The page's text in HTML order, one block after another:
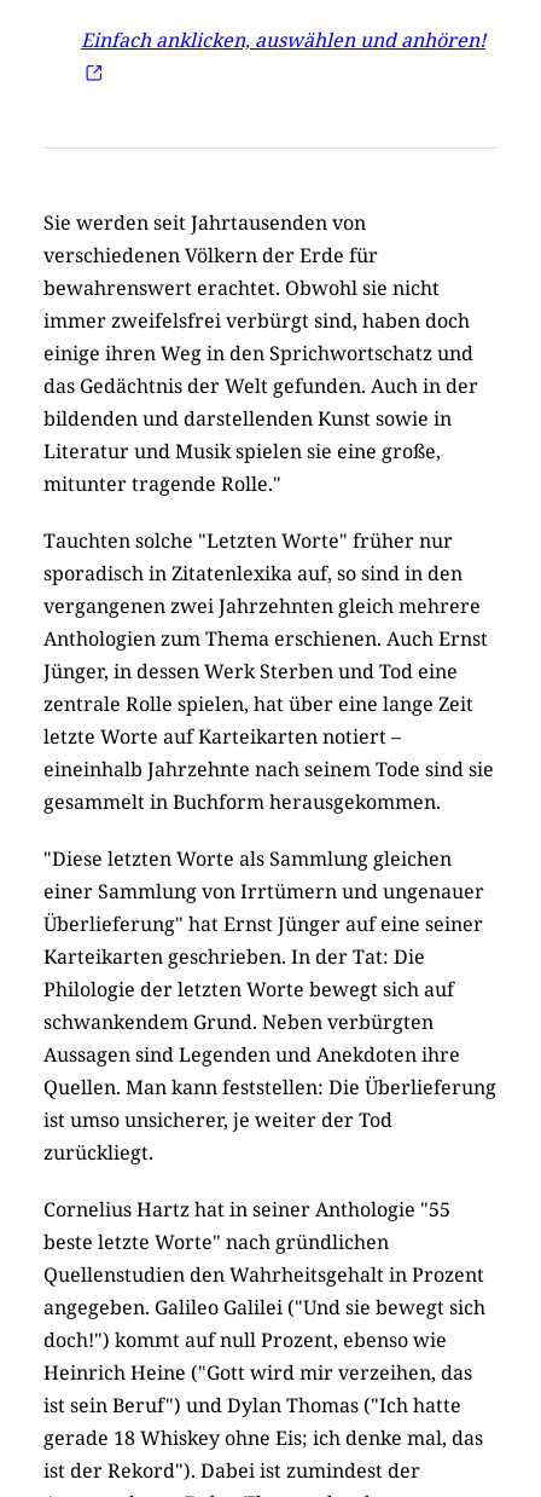
Einfach anklicken, auswählen und anhören!
Sie werden seit Jahrtausenden von
verschiedenen Völkern der Erde für
bewahrenswert erachtet. Obwohl sie nicht
immer zweifelsfrei verbürgt sind, haben doch
einige ihren Weg in den Sprichwortschatz und
das Gedächtnis der Welt gefunden. Auch in der
bildenden und darstellenden Kunst sowie in
Literatur und Musik spielen sie eine große,
mitunter tragende Rolle."
Tauchten solche "Letzten Worte" früher nur
sporadisch in Zitatenlexika auf, so sind in den
vergangenen zwei Jahrzehnten gleich mehrere
Anthologien zum Thema erschienen. Auch Ernst
Jünger, in dessen Werk Sterben und Tod eine
zentrale Rolle spielen, hat über eine lange Zeit
letzte Worte auf Karteikarten notiert –
eineinhalb Jahrzehnte nach seinem Tode sind sie
gesammelt in Buchform herausgekommen.
"Diese letzten Worte als Sammlung gleichen
einer Sammlung von Irrtümern und ungenauer
Überlieferung" hat Ernst Jünger auf eine seiner
Karteikarten geschrieben. In der Tat: Die
Philologie der letzten Worte bewegt sich auf
schwankendem Grund. Neben verbürgten
Aussagen sind Legenden und Anekdoten ihre
Quellen. Man kann feststellen: Die Überlieferung
ist umso unsicherer, je weiter der Tod
zurückliegt.
Cornelius Hartz hat in seiner Anthologie "55
beste letzte Worte" nach gründlichen
Quellenstudien den Wahrheitsgehalt in Prozent
angegeben. Galileo Galilei ("Und sie bewegt sich
doch!") kommt auf null Prozent, ebenso wie
Heinrich Heine ("Gott wird mir verzeihen, das
ist sein Beruf") und Dylan Thomas ("Ich hatte
gerade 18 Whiskey ohne Eis; ich denke mal, das
ist der Rekord"). Dabei ist zumindest der